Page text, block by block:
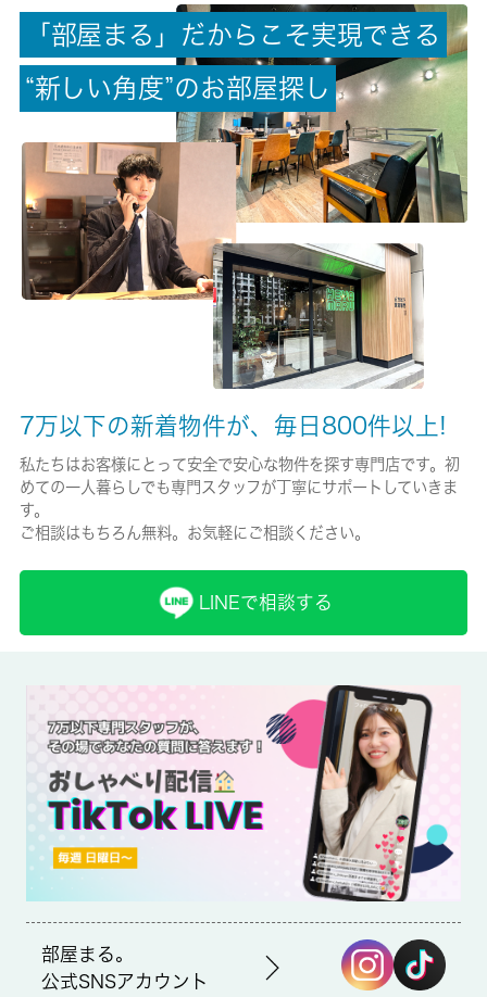
駐車場/料金
無/-
有/20000円
保険名/保険期間
家財保険料保険/2年
保証人代行
クレディセゾン 初回保証料：家賃等総額の５０％（学生：１
ジェイリース 初回保証料：家賃等総額の５０％月額保証料：
１，５００円となります
賃貸区分/契約期間
一般/2年
取引形態
セブンイレブン 練馬北町1丁目店まで徒歩5分と近場にコンビニ
があるのもポイント。収納はシューズボックス・クロゼットなど
豊富なので、衣類や履き物の整理がしやすく便利です。板橋区の
住まい探しを応援する 城南コミュニティ。多くの方に支持され
る地元の不動産会社として実績を重ねてきました、住まい探しの
ことなら是非当社にお任せ下さい。
「 部屋 ま る 」 だ か ら こ そ実現で き る
“新 し い角 度”のお部屋探 し
7万以下の新着物件が、毎日800件以上!
私たちはお客様にとって安全で安心な物件を探す専門店です。初
めての一人暮らしでも専門スタッフが丁寧にサポートしていきま
す。
ご相談はもちろん無料。お気軽にご相談ください。
LINEで相談する
部屋まる。
公式SNSアカウント